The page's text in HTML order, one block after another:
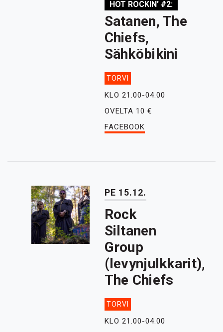
HOT ROCKIN' #2:
Satanen, The
Chiefs,
Sähköbikini
TORVI
KLO 21.00-04.00
OVELTA 10 €
FACEBOOK
PE 15.12.
Rock
Siltanen
Group
(levynjulkkarit),
The Chiefs
TORVI
KLO 21.00-04.00